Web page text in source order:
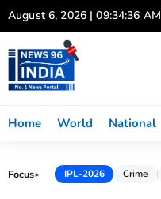
Skip
to
content
August 6, 2026 | 09:34:36 AM
Home World National
Focus► IPL-2026 Crime